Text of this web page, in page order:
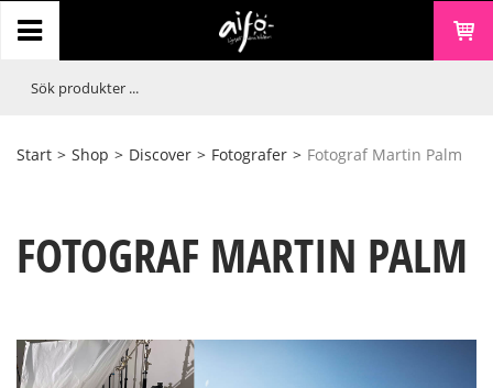
Start > Shop > Discover > Fotografer > Fotograf Martin Palm
FOTOGRAF MARTIN PALM